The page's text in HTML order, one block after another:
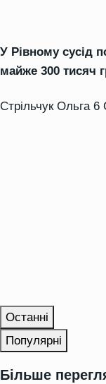
У Рівному сусід
майже 300 тисяч
Стрільчук Ольга 6
Останні
Популярні
Більше